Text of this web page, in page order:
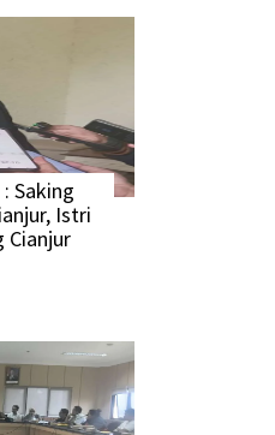
Saking
Istri
Cianjur